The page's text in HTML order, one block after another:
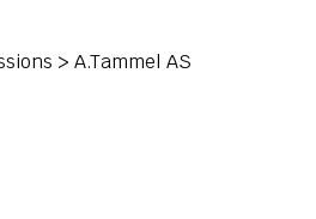
> A.Tammel AS